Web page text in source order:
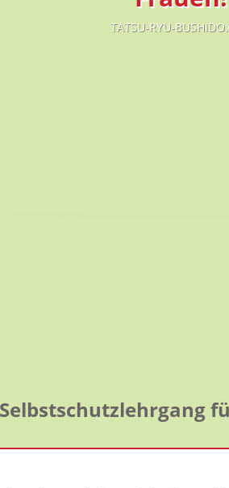
TATSU-RYU-